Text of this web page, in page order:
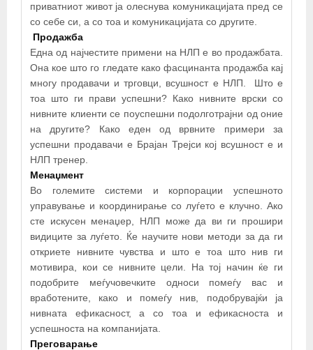
приватниот живот ја олеснува комуникацијата пред се
со себе си, а со тоа и комуникацијата со другите.
Продажба
Една од најчестите примени на НЛП е во продажбата.
Она кое што го гледате како фасцинанта продажба кај
многу продавачи и трговци, всушност е НЛП. Што е
тоа што ги прави успешни? Како нивните врски со
нивните клиенти се поуспешни подолготрајни од оние
на другите? Како еден од врвните примери за
успешни продавачи е Брајан Трејси кој всушност е и
НЛП тренер.
Менаџмент
Во големите системи и корпорации успешното
управување и координирање со луѓето е клучно. Ако
сте искусен менаџер, НЛП може да ви ги прошири
видиците за луѓето. Ќе научите нови методи за да ги
откриете нивните чувства и што е тоа што нив ги
мотивира, кои се нивните цели. На тој начин ќе ги
подобрите меѓучовечките односи помеѓу вас и
вработените, како и помеѓу нив, подобрувајќи ја
нивната ефикасност, а со тоа и ефикасноста и
успешноста на компанијата.
Преговарање